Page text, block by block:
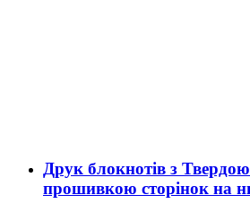
Друк блокнотів з
прошивкою сторінок на